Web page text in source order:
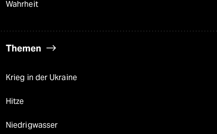
Wahrheit
Themen
Krieg in der Ukraine
Hitze
Niedrigwasser